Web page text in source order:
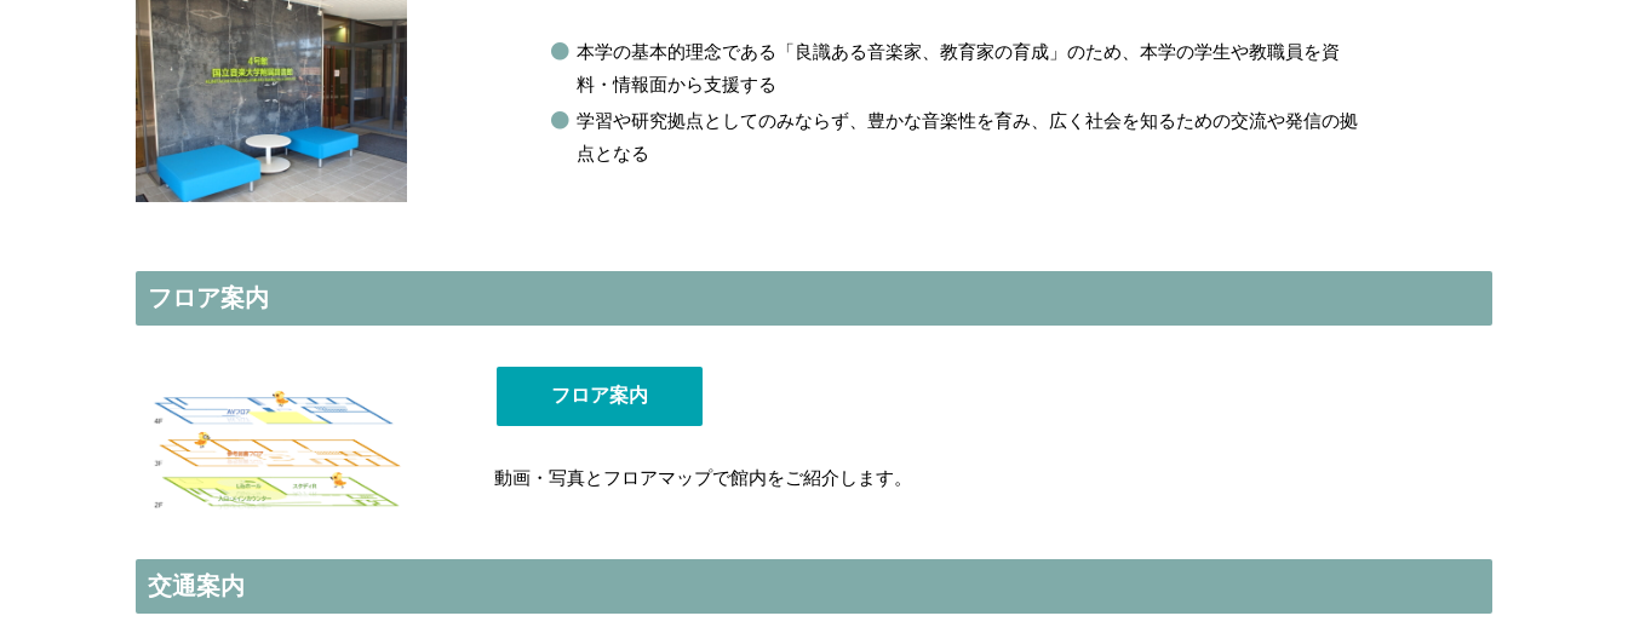
本学の基本的理念である「良識ある音楽家、教育家の育成」のため、本学の学生や教職員を資
料・情報面から支援する
学習や研究拠点としてのみならず、豊かな音楽性を育み、広く社会を知るための交流や発信の拠
点となる
フロア案内
フロア案内
動画・写真とフロアマップで館内をご紹介します。
交通案内